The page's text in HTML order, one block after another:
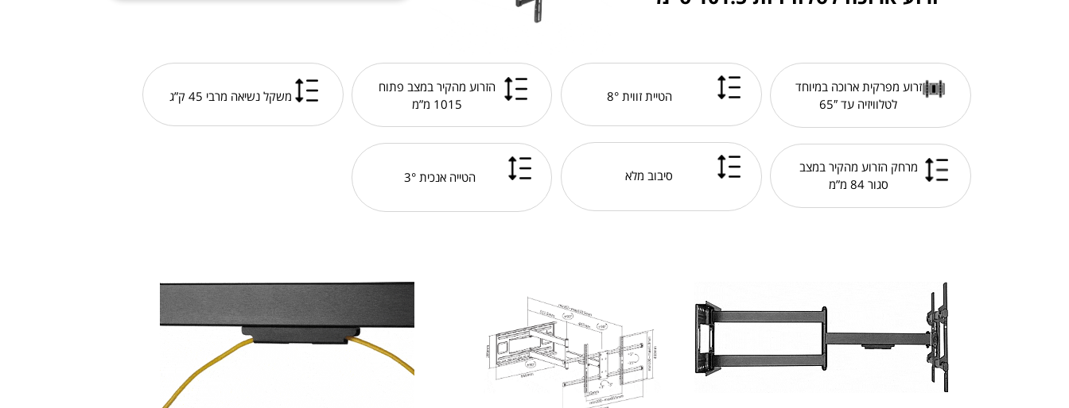
זרוע מפרקית ארוכה במיוחד
לטלוויזיה עד 65″
מרחק הזרוע מהקיר במצב
סגור 84 מ”מ
הטיית זווית 8°
סיבוב מלא
הזרוע מהקיר במצב פתוח
1015 מ”מ
הטייה אנכית 3°
משקל נשיאה מרבי 45 ק”ג